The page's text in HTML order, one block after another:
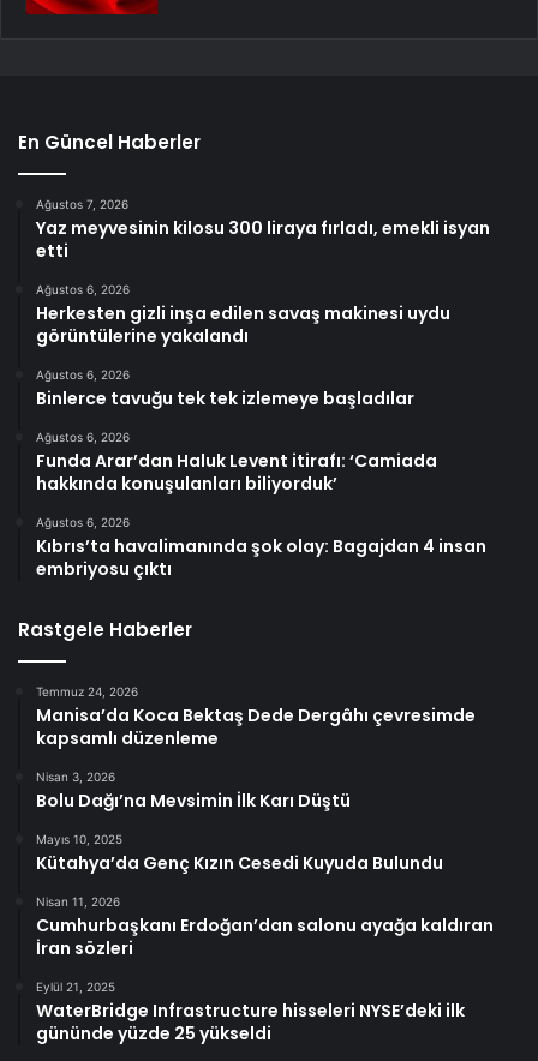
En Güncel Haberler
Ağustos 7, 2026
Yaz meyvesinin kilosu 300 liraya fırladı, emekli isyan
etti
Ağustos 6, 2026
Herkesten gizli inşa edilen savaş makinesi uydu
görüntülerine yakalandı
Ağustos 6, 2026
Binlerce tavuğu tek tek izlemeye başladılar
Ağustos 6, 2026
Funda Arar’dan Haluk Levent itirafı: ‘Camiada
hakkında konuşulanları biliyorduk’
Ağustos 6, 2026
Kıbrıs’ta havalimanında şok olay: Bagajdan 4 insan
embriyosu çıktı
Rastgele Haberler
Temmuz 24, 2026
Manisa’da Koca Bektaş Dede Dergâhı çevresimde
kapsamlı düzenleme
Nisan 3, 2026
Bolu Dağı’na Mevsimin İlk Karı Düştü
Mayıs 10, 2025
Kütahya’da Genç Kızın Cesedi Kuyuda Bulundu
Nisan 11, 2026
Cumhurbaşkanı Erdoğan’dan salonu ayağa kaldıran
İran sözleri
Eylül 21, 2025
WaterBridge Infrastructure hisseleri NYSE’deki ilk
gününde yüzde 25 yükseldi